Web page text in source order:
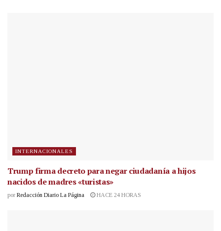
INTERNACIONALES
Trump firma decreto para negar ciudadanía a hijos
nacidos de madres «turistas»
por Redacción Diario La Página HACE 24 HORAS